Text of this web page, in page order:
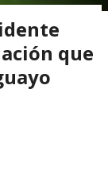
que